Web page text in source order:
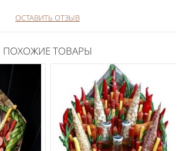
ОСТАВИТЬ ОТЗЫВ
ПОХОЖИЕ ТОВАРЫ